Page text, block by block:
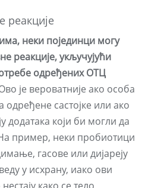
реакције
неки појединци могу
реакције, укључујући
одређених ОТЦ
је вероватније ако особа
састојке или ако
додатака који би могли да
пример, неки пробиотици
гасове или дијареју
у исхрану, иако ови